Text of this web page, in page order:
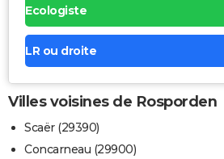
Ecologiste
LR ou droite
Villes voisines de Rosporden
Scaër (29390)
Concarneau (29900)